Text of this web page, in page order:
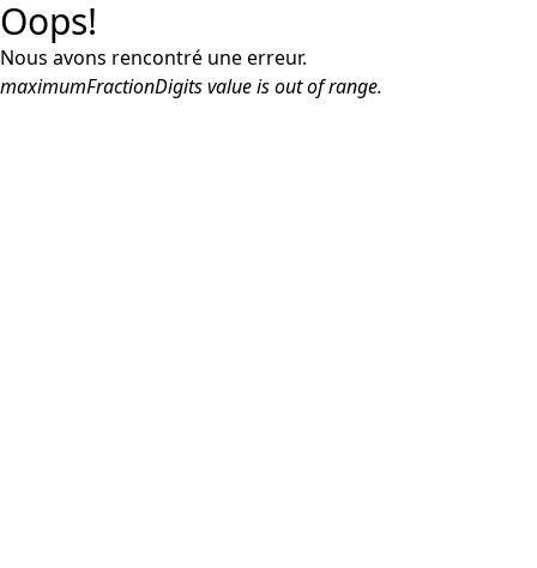
Oops!
Nous avons rencontré une erreur.
maximumFractionDigits value is out of range.